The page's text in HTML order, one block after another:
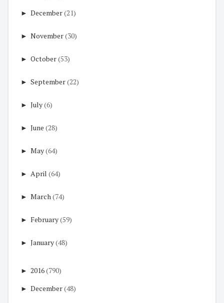
► December(21)
► November(30)
► October(53)
► September(22)
► July(6)
► June (28)
► May(64)
► April (64)
► March (74)
► February(59)
► January(48)
► 2016(790)
► December(48)